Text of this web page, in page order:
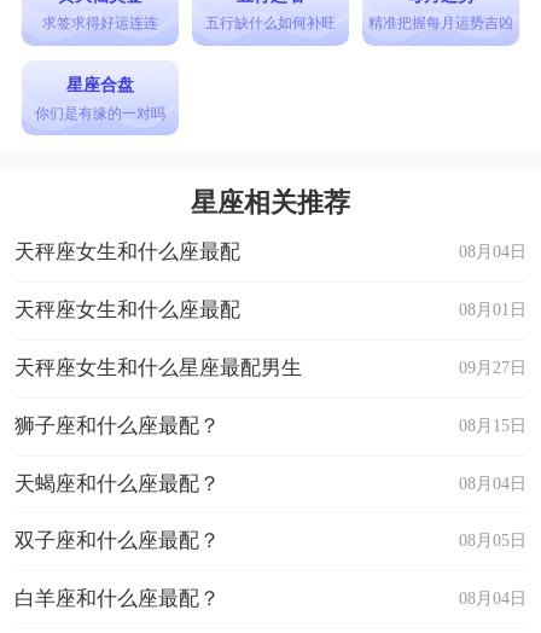
求签求得好运连连 五行缺什么如何补旺 精准把握每月运势吉凶
星座合盘
你们是有缘的一对吗
星座相关推荐
08月04日
天秤座女生和什么座最配
08月01日
天秤座女生和什么座最配
09月27日
天秤座女生和什么星座最配男生
08月15日
狮子座和什么座最配？
08月04日
天蝎座和什么座最配？
08月05日
双子座和什么座最配？
08月04日
白羊座和什么座最配？